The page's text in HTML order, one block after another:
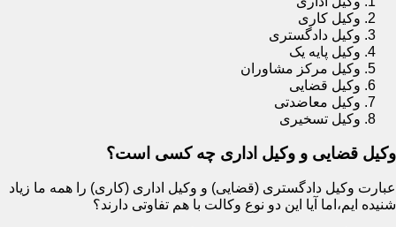
وکیل کاری
وکیل دادگستری
وکیل پایه یک
وکیل مرکز مشاوران
وکیل قضایی
وکیل معاضدتی
وکیل تسخیری
وکیل قضایی و وکیل اداری چه کسی است؟
عبارت وکیل دادگستری (قضایی) و وکیل اداری (کاری) را همه ما زیاد
شنیده ایم،اما آیا این دو نوع وکالت با هم تفاوتی دارند؟